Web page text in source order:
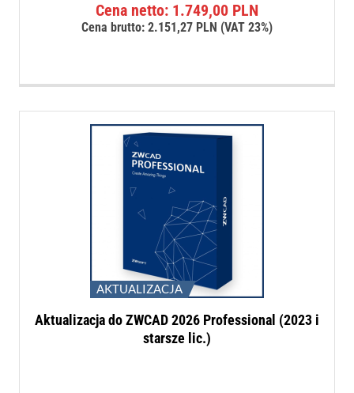
Cena netto: 1.749,00 PLN
Cena brutto:2.151,27 PLN (VAT 23%)
AKTUALIZACJA
Aktualizacja do ZWCAD 2026 Professional (2023 i
starsze lic.)